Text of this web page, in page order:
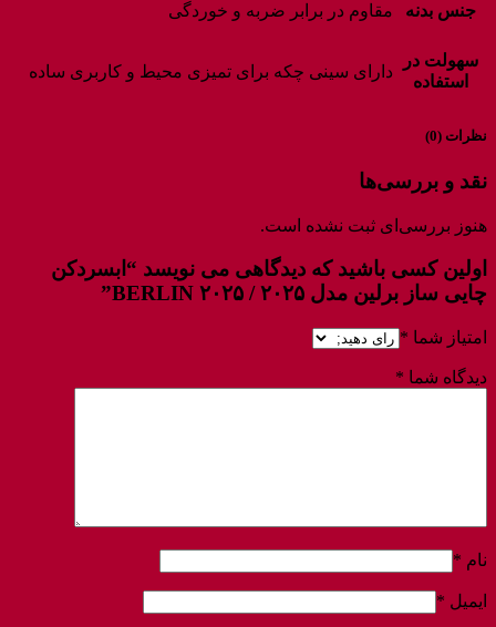
جنس بدنه مقاوم در برابر ضربه و خوردگی
سهولت در
استفاده
دارای سینی چکه برای تمیزی محیط و کاربری ساده
نظرات (0)
نقد و بررسی‌ها
هنوز بررسی‌ای ثبت نشده است.
اولین کسی باشید که دیدگاهی می نویسد “ابسردکن
چایی ساز برلین مدل ۲۰۲۵ / BERLIN ۲۰۲۵”
امتیاز شما *
دیدگاه شما *
نام *
ایمیل *